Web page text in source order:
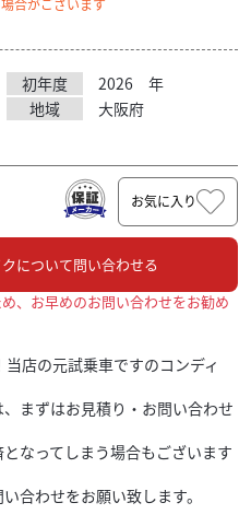
初年度 2026
年
地域
大阪府
お気に入り
について問い合わせる
、お早めのお問い合わせをお勧め
店の元試乗車ですのコンディ
まずはお見積り・お問い合わせ
なってしまう場合もございます
合わせをお願い致します。